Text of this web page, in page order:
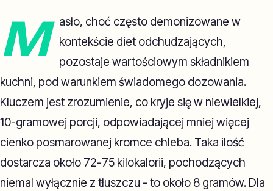
M
asło, choć często demonizowane w
kontekście diet odchudzających,
pozostaje wartościowym składnikiem
kuchni, pod warunkiem świadomego dozowania.
Kluczem jest zrozumienie, co kryje się w niewielkiej,
10-gramowej porcji, odpowiadającej mniej więcej
cienko posmarowanej kromce chleba. Taka ilość
dostarcza około 72-75 kilokalorii, pochodzących
niemal wyłącznie z tłuszczu - to około 8 gramów. Dla